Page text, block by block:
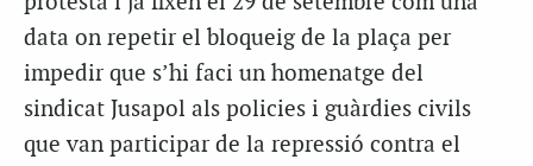
data on repetir el bloqueig de la plaça per
impedir que s’hi faci un homenatge del
sindicat Jusapol als policies i guàrdies civils
que van participar de la repressió contra el